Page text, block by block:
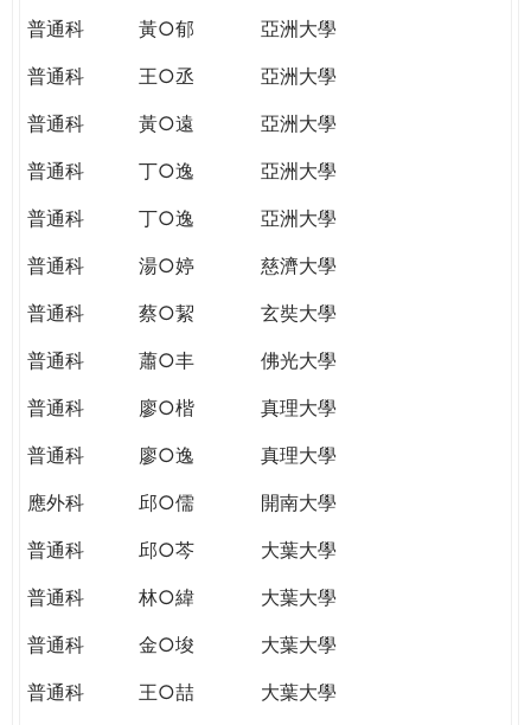
普通科 黃○郁
亞洲大學
普通科
王○丞
亞洲大學
普通科
黃○遠
亞洲大學
普通科
丁○逸
亞洲大學
普通科
丁○逸
亞洲大學
普通科
湯○婷
慈濟大學
普通科
蔡○絜
玄奘大學
普通科
蕭○丰
佛光大學
普通科
廖○楷
真理大學
普通科
廖○逸
真理大學
應外科
邱○儒
開南大學
普通科
邱○芩
大葉大學
普通科
林○緯
大葉大學
普通科
金○埈
大葉大學
普通科
王○喆
大葉大學